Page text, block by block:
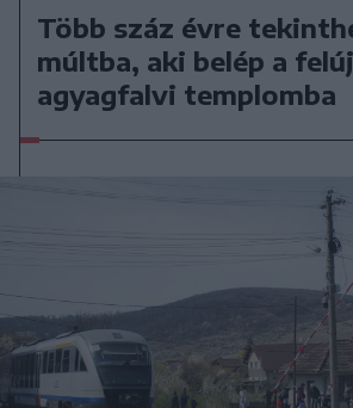
Több száz évre
múltba, aki belép a
agyagfalvi templomba